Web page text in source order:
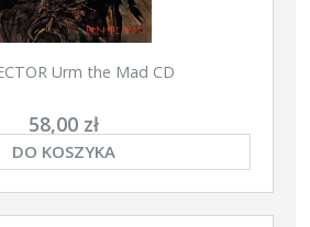
Urm the Mad CD
58,00 zł
DO KOSZYKA